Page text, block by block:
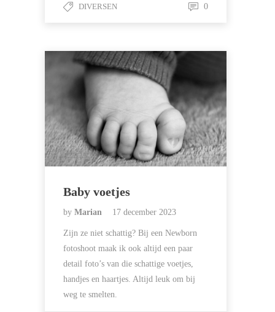
DIVERSEN 0
Baby voetjes
by Marian 17 december 2023
Zijn ze niet schattig? Bij een Newborn
fotoshoot maak ik ook altijd een paar
detail foto’s van die schattige voetjes,
handjes en haartjes. Altijd leuk om bij
weg te smelten.